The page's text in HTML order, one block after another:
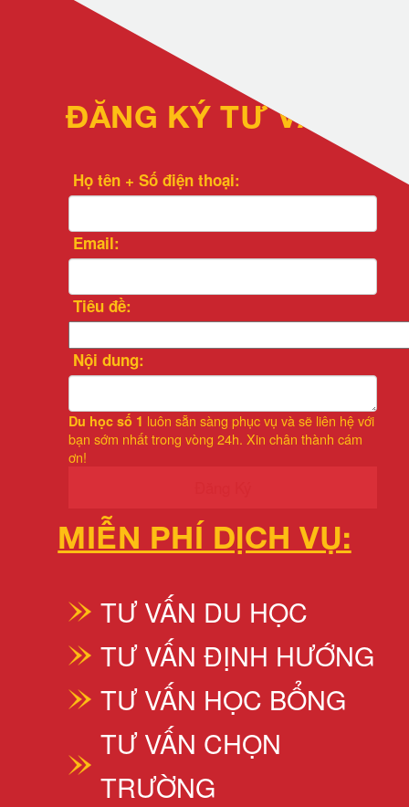
ĐĂNG KÝ TƯ VẤN
Họ tên + Số điện thoại:
Email:
Tiêu đề:
Nội dung:
Du học số 1 luôn sẵn sàng phục vụ và sẽ liên hệ với
bạn sớm nhất trong vòng 24h. Xin chân thành cám
ơn!
MIỄN PHÍ DỊCH VỤ:
TƯ VẤN DU HỌC
TƯ VẤN ĐỊNH HƯỚNG
TƯ VẤN HỌC BỔNG
TƯ VẤN CHỌN
TRƯỜNG